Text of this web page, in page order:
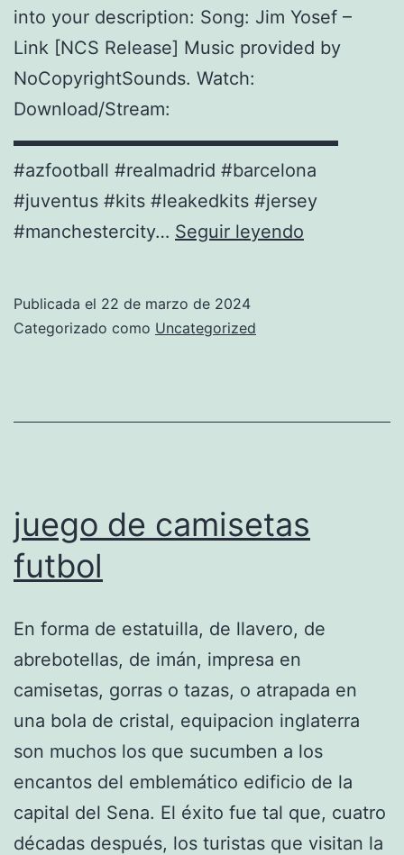
into your description: Song: Jim Yosef –
Link [NCS Release] Music provided by
NoCopyrightSounds. Watch:
Download/Stream:
▬▬▬▬▬▬▬▬▬▬▬▬▬▬▬▬▬▬
#azfootball #realmadrid #barcelona
#juventus #kits #leakedkits #jersey
#manchestercity… Seguir leyendo
Publicada el 22 de marzo de 2024
Categorizado como Uncategorized
juego de camisetas
futbol
En forma de estatuilla, de llavero, de
abrebotellas, de imán, impresa en
camisetas, gorras o tazas, o atrapada en
una bola de cristal, equipacion inglaterra
son muchos los que sucumben a los
encantos del emblemático edificio de la
capital del Sena. El éxito fue tal que, cuatro
décadas después, los turistas que visitan la